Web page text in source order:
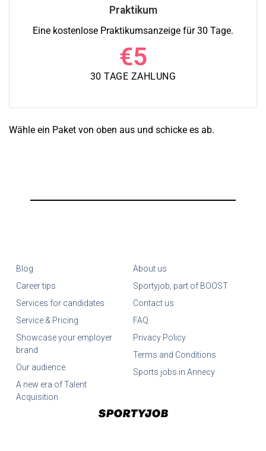
Praktikum
Eine kostenlose Praktikumsanzeige für 30 Tage.
€5
30 TAGE ZAHLUNG
Wähle ein Paket von oben aus und schicke es ab.
Blog
Career tips
Services for candidates
Service & Pricing
Showcase your employer
brand
Our audience
A new era of Talent
Acquisition
About us
Sportyjob, part of BOOST
Contact us
FAQ
Privacy Policy
Terms and Conditions
Sports jobs in Annecy